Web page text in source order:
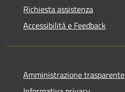
Richiesta assistenza
Accessibilità e Feedback
Amministrazione trasparente